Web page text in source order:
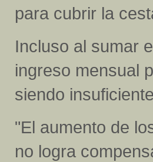
para cubrir la
Incluso al sumar
ingreso mensual
siendo
"El aumento de
no logra